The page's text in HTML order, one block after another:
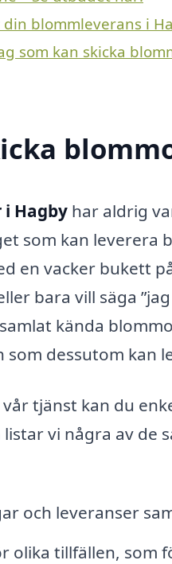
blommleverans i
som kan skicka
Hagby har aldrig
som kan leverera
en vacker bukett
bara vill säga
kända
dessutom kan
tjänst kan du
vi några av de
och leveranser
olika tillfällen, som